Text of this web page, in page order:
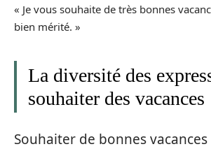
« Je vous souhaite de très bonnes
bien mérité. »
La diversité des
souhaiter des vacances
Souhaiter de bonnes